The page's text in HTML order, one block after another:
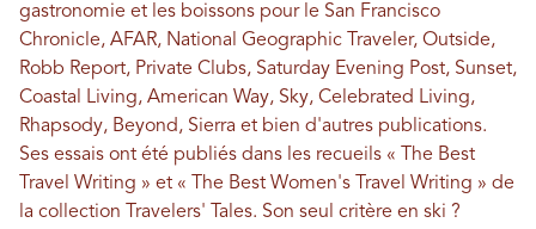
gastronomie et les boissons pour le San Francisco
Chronicle, AFAR, National Geographic Traveler, Outside,
Robb Report, Private Clubs, Saturday Evening Post, Sunset,
Coastal Living, American Way, Sky, Celebrated Living,
Rhapsody, Beyond, Sierra et bien d'autres publications.
Ses essais ont été publiés dans les recueils « The Best
Travel Writing » et « The Best Women's Travel Writing » de
la collection Travelers' Tales. Son seul critère en ski ?